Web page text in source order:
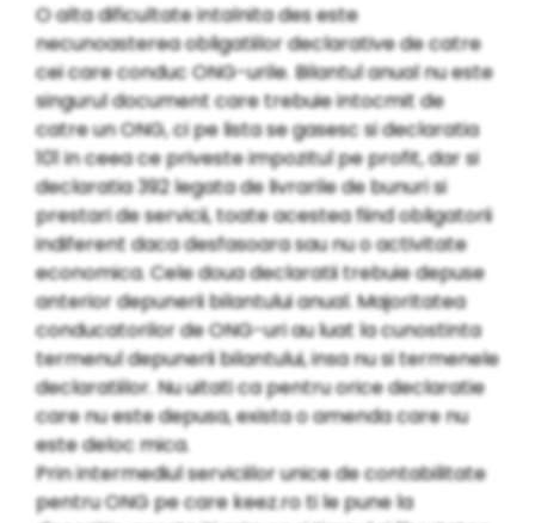
O alta dificultate intalnita des este
necunoasterea obligatiilor declarative de catre
cei care conduc ONG-urile. Bilantul anual nu este
singurul document care trebuie intocmit de
catre un ONG, ci pe lista se gasesc si declaratia
101 in ceea ce priveste impozitul pe profit, dar si
declaratia 392 legata de livrarile de bunuri si
prestari de servicii, toate acestea fiind obligatorii
indiferent daca desfasoara sau nu o activitate
economica. Cele doua declaratii trebuie depuse
anterior depunerii bilantului anual. Majoritatea
conducatorilor de ONG-uri au luat la cunostinta
termenul depunerii bilantului, insa nu si termenele
declaratiilor. Nu uitati ca pentru orice declaratie
care nu este depusa, exista o amenda care nu
este deloc mica.
Prin intermediul serviciilor unice de contabilitate
pentru ONG pe care keez.ro ti le pune la